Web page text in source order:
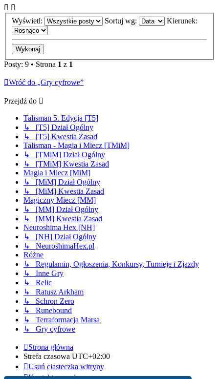
Wyświetl: Sortuj wg: Kierunek:
Posty: 9 • Strona 1 z 1
Wróć do „Gry cyfrowe”
Przejdź do
Talisman 5. Edycja [T5]
↳ [T5] Dział Ogólny
↳ [T5] Kwestia Zasad
Talisman - Magia i Miecz [TMiM]
↳ [TMiM] Dział Ogólny
↳ [TMiM] Kwestia Zasad
Magia i Miecz [MiM]
↳ [MiM] Dział Ogólny
↳ [MiM] Kwestia Zasad
Magiczny Miecz [MM]
↳ [MM] Dział Ogólny
↳ [MM] Kwestia Zasad
Neuroshima Hex [NH]
↳ [NH] Dział Ogólny
↳ NeuroshimaHex.pl
Różne
↳ Regulamin, Ogłoszenia, Konkursy, Turnieje i Zjazdy
↳ Inne Gry
↳ Relic
↳ Ratusz Arkham
↳ Schron Zero
↳ Runebound
↳ Terraformacja Marsa
↳ Gry cyfrowe
Strona główna
Strefa czasowa UTC+02:00
Usuń ciasteczka witryny
Kontakt z nami